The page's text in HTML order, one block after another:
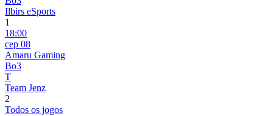
Ilbirs eSports
1
18:00
сер 08
Amaru Gaming
Bo3
T
Team Jenz
2
Todos os jogos